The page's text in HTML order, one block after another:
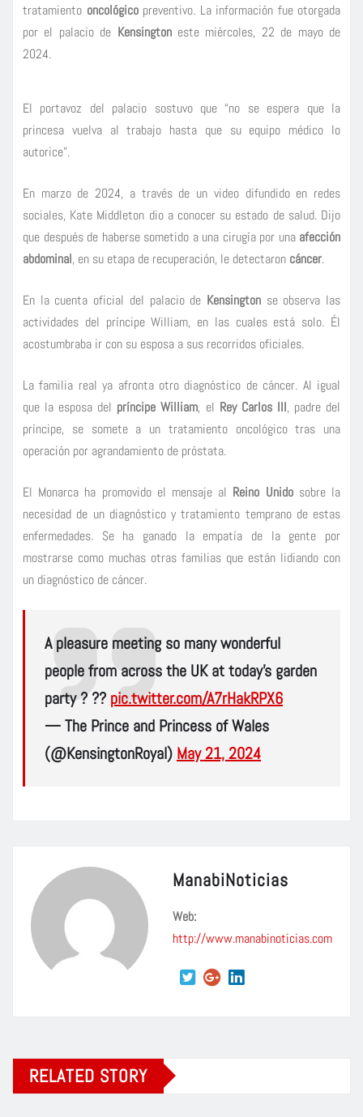
tratamiento oncológicopreventivo. La información fue otorgada
por el palacio de Kensingtoneste miércoles, 22 de mayo de
2024.
El portavoz del palacio sostuvo que “no se espera que la
princesa vuelva al trabajo hasta que su equipo médico lo
autorice”.
En marzo de 2024, a través de un video difundido en redes
sociales, Kate Middleton dio a conocer su estado de salud. Dijo
que después de haberse sometido a una cirugía por una afección
abdominal, en su etapa de recuperación, le detectaron cáncer.
En la cuenta oficial del palacio de Kensingtonse observa las
actividades del príncipe William, en las cuales está solo. Él
acostumbraba ir con su esposa a sus recorridos oficiales.
La familia real ya afronta otro diagnóstico de cáncer. Al igual
que la esposa del príncipe William, el Rey Carlos III, padre del
príncipe, se somete a un tratamiento oncológico tras una
operación por agrandamiento de próstata.
El Monarca ha promovido el mensaje al Reino Unidosobre la
necesidad de un diagnóstico y tratamiento temprano de estas
enfermedades. Se ha ganado la empatía de la gente por
mostrarse como muchas otras familias que están lidiando con
un diagnóstico de cáncer.
A pleasure meeting so many wonderful
people from across the UK at today’s garden
party ? ?? pic.twitter.com/A7rHakRPX6
— The Prince and Princess of Wales
(@KensingtonRoyal) May 21, 2024
ManabiNoticias
Web:
http://www.manabinoticias.com
RELATED STORY